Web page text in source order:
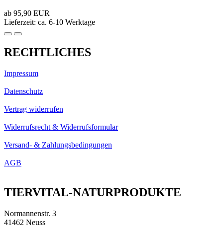
ab 95,90 EUR
Lieferzeit: ca. 6-10 Werktage
RECHTLICHES
Impressum
Datenschutz
Vertrag widerrufen
Widerrufsrecht & Widerrufsformular
Versand- & Zahlungsbedingungen
AGB
TIERVITAL-NATURPRODUKTE
Normannenstr. 3
41462 Neuss